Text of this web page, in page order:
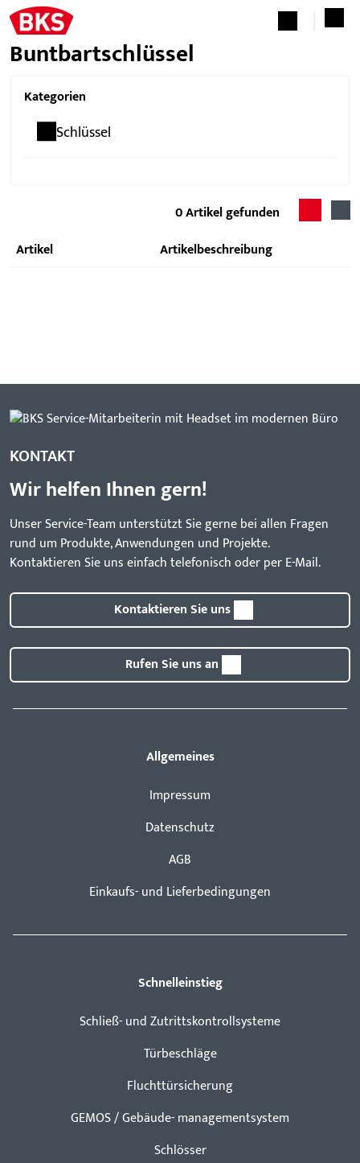
Buntbartschlüssel
Kategorien
Schlüssel
Artikel gefunden
Artikel
Artikelbeschreibung
KONTAKT
Wir helfen Ihnen gern!
Unser Service-Team unterstützt Sie gerne bei allen Fragen
rund um Produkte, Anwendungen und Projekte.
Kontaktieren Sie uns einfach telefonisch oder per E-Mail.
Kontaktieren Sie uns
Rufen Sie uns an
Allgemeines
Impressum
Datenschutz
AGB
Einkaufs- und Lieferbedingungen
Schnelleinstieg
Schließ- und Zutrittskontrollsysteme
Türbeschläge
Fluchttürsicherung
GEMOS / Gebäude- managementsystem
Schlösser